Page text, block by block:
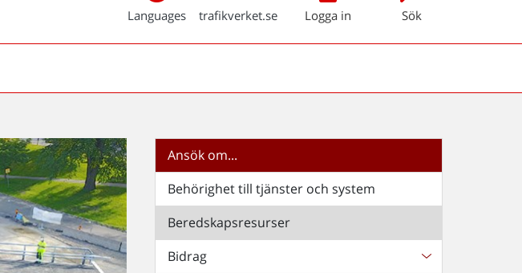
Languages trafikverket.se Logga in Sök
Ansök om...
Behörighet till tjänster och system
Beredskapsresurser
Bidrag